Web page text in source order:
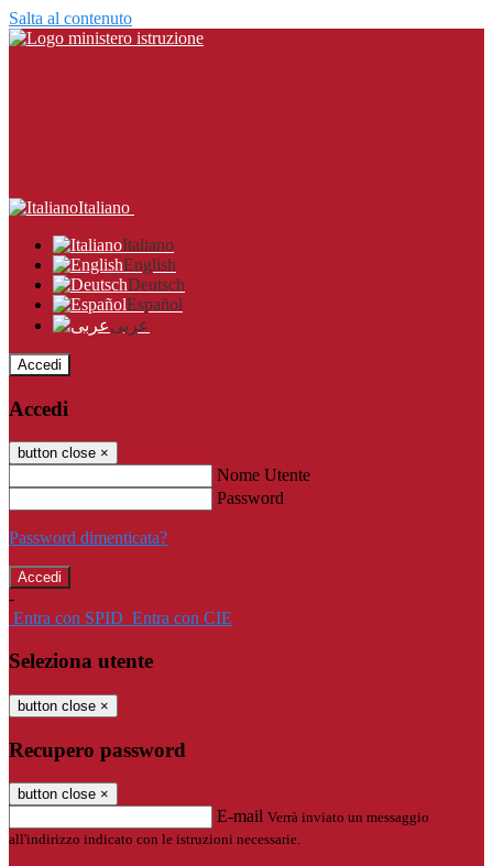
Salta al contenuto
Italiano
Italiano
English
Deutsch
Español
عربى
Accedi
Accedi
button close ×
Nome Utente
Password
Password dimenticata?
-
Entra con SPID Entra con CIE
Seleziona utente
button close ×
Recupero password
button close ×
E-mail Verrà inviato un messaggio
all'indirizzo indicato con le istruzioni necessarie.